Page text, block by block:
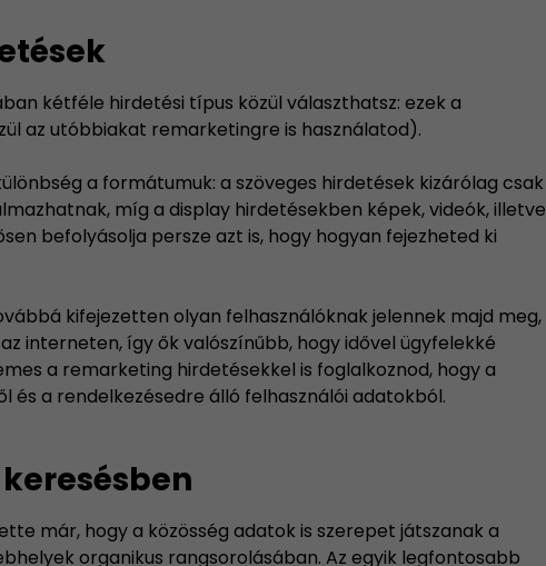
kétféle hirdetési típus közül választhatsz: ezek a
az utóbbiakat remarketingre is használatod).
a formátumuk: a szöveges hirdetések kizárólag csak
míg a display hirdetésekben képek, videók, illetve
befolyásolja persze azt is, hogy hogyan fejezheted ki
kifejezetten olyan felhasználóknak jelennek majd meg,
interneten, így ők valószínűbb, hogy idővel ügyfelekké
a remarketing hirdetésekkel is foglalkoznod, hogy a
a rendelkezésedre álló felhasználói adatokból.
már, hogy a közösség adatok is szerepet játszanak a
organikus rangsorolásában. Az egyik legfontosabb